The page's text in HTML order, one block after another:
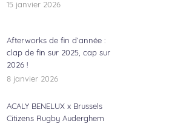
15 janvier 2026
Afterworks de fin d’année :
clap de fin sur 2025, cap sur
2026 !
8 janvier 2026
ACALY BENELUX x Brussels
Citizens Rugby Auderghem